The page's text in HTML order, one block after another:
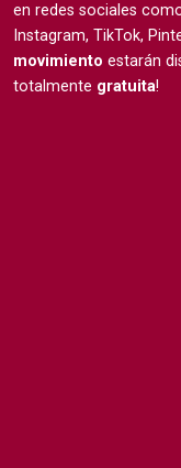
en redes sociales
Instagram, TikTok,
movimiento estarán
totalmente gratuita!